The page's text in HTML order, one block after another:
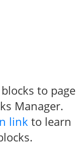
to page
Manager.
link to learn